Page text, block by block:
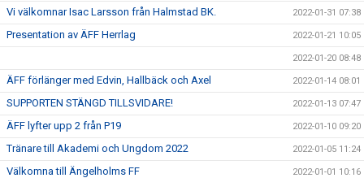
Vi välkomnar Isac Larsson från Halmstad BK. 2022-01-31 07:38
Presentation av ÄFF Herrlag 2022-01-21 10:05
2022-01-20 08:48
ÄFF förlänger med Edvin, Hallbäck och Axel 2022-01-14 08:01
SUPPORTEN STÄNGD TILLSVIDARE! 2022-01-13 07:47
ÄFF lyfter upp 2 från P19 2022-01-10 09:20
Tränare till Akademi och Ungdom 2022 2022-01-05 11:24
Välkomna till Ängelholms FF 2022-01-01 10:16